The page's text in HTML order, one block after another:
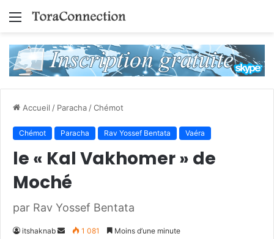
Menu
Accueil / Paracha /Chémot
Chémot Paracha Rav Yossef Bentata Vaéra
le « Kal Vakhomer » de
Moché
par Rav Yossef Bentata
itshaknab
Envoyer
1 081 Moins d’une minute